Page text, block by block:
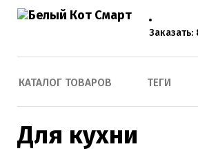
КАТАЛОГ ТОВАРОВ ТЕГИ
Для кухни